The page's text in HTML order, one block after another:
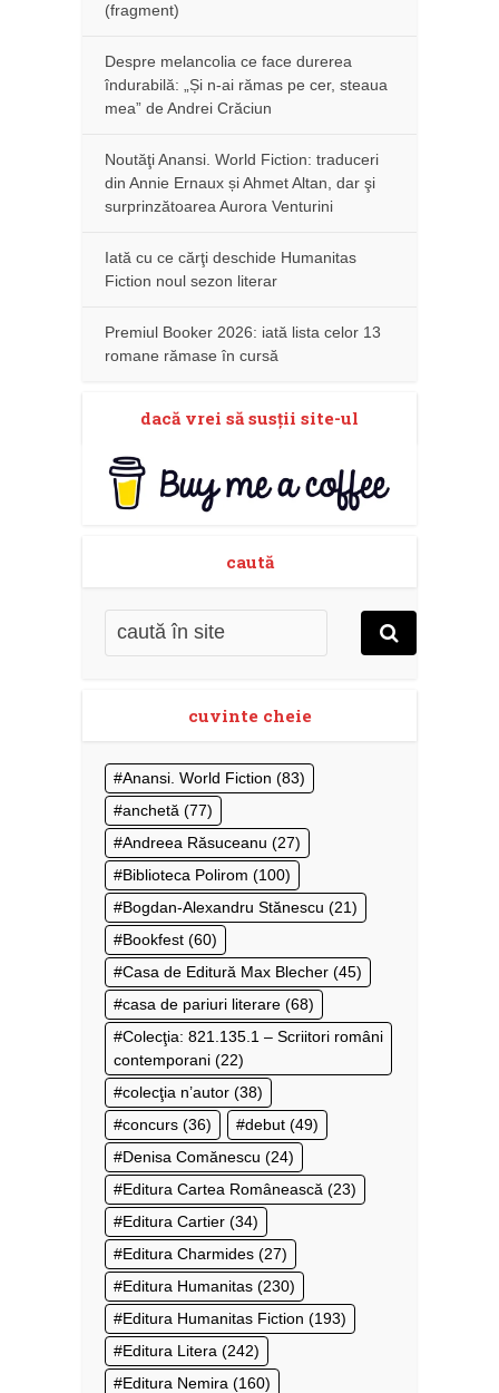
(fragment)
Despre melancolia ce face durerea
îndurabilă: „Și n-ai rămas pe cer, steaua
mea” de Andrei Crăciun
Noutăţi Anansi. World Fiction: traduceri
din Annie Ernaux și Ahmet Altan, dar şi
surprinzătoarea Aurora Venturini
Iată cu ce cărţi deschide Humanitas
Fiction noul sezon literar
Premiul Booker 2026: iată lista celor 13
romane rămase în cursă
dacă vrei să susţii site-ul
caută
cuvinte cheie
Anansi. World Fiction (83)
anchetă (77)
Andreea Răsuceanu (27)
Biblioteca Polirom (100)
Bogdan-Alexandru Stănescu (21)
Bookfest (60)
Casa de Editură Max Blecher (45)
casa de pariuri literare (68)
Colecţia: 821.135.1 – Scriitori români
contemporani (22)
colecţia n’autor (38)
concurs (36) debut (49)
Denisa Comănescu (24)
Editura Cartea Românească (23)
Editura Cartier (34)
Editura Charmides (27)
Editura Humanitas (230)
Editura Humanitas Fiction (193)
Editura Litera (242)
Editura Nemira (160)